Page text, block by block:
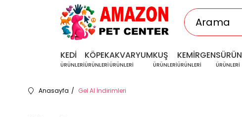
KEDİ
ÜRÜNLERİ
KÖPEK
ÜRÜNLERİ
AKVARYUM
ÜRÜNLERİ
KUŞ
ÜRÜNLERİ
KEMİRGEN
ÜRÜNLERİ ÜRÜNLERİ
Anasayfa Gel Al İndirimleri